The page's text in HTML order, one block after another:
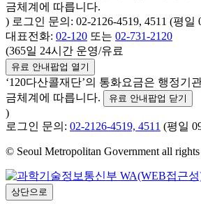
금체계에 따릅니다.
) 로그인 문의: 02-2126-4519, 4511 (평일
대표전화: 02-120 또는 02-731-2120
(365일 24시간 운영/유료
유료 안내팝업 열기
‘120다산콜재단’의 통화요금은 행정기
금체계에 따릅니다.
유료 안내팝업 닫기
)
로그인 문의: 02-2126-4519, 4511 (평일
© Seoul Metropolitan Government all rights
상단으로